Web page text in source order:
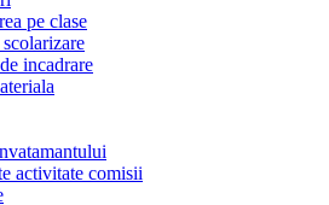
pe clase
incadrare
activitate comisii